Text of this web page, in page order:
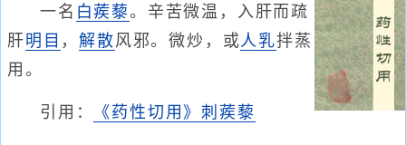
一名 白蒺藜。辛苦微温，入肝而疏
肝明目 ，解散风邪。微炒，或人乳拌蒸
用。
引用： 《药性切用》刺蒺藜